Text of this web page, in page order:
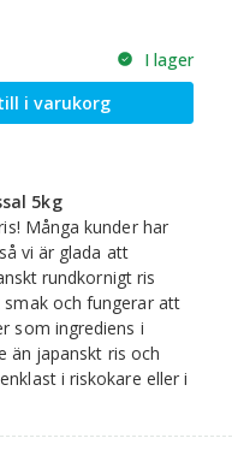
I lager
i varukorg
5kg
Många kunder har
vi är glada att
rundkornigt ris
och fungerar att
som ingrediens i
än japanskt ris och
i riskokare eller i